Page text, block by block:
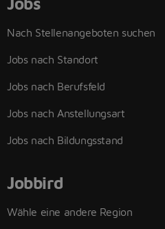
Nach Stellenangeboten suchen
Jobs nach Standort
Jobs nach Berufsfeld
Jobs nach Anstellungsart
Jobs nach Bildungsstand
Jobbird
Wähle eine andere Region